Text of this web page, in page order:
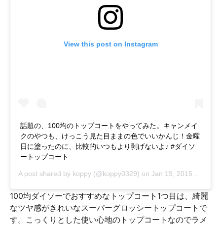
View this post on Instagram
話題の、100均のトップコートをやってみた。キャンメイ
クのやつも、けっこう見た目ままの色でいいかんじ！金曜
日に塗ったのに、比較的いつもより剥げないよ♪ #ダイソ
ートップコート
A post shared by koppy (@koppy0329) on Jan 19, 2015 at 4:35am PST
100均ダイソーでおすすめなトップコート1つ目は、綺麗
なツヤ感がきれいなスーパーグロッシートップコートで
す。こっくりとした使い心地のトップコートなのでラメ